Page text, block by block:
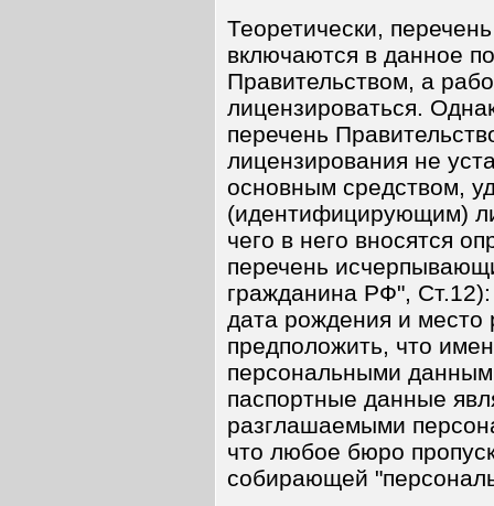
Теоретически,
включаются в данное
Правительством, а
лицензироваться.
перечень
лицензирования не
основным средством,
(идентифицирующим)
чего в него вносятся
перечень
гражданина РФ",
дата рождения и
предположить, что
персональными
паспортные данные
разглашаемыми
что любое бюро
собирающей